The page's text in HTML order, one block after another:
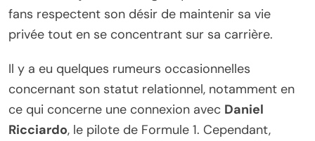
fans respectent son désir de maintenir sa vie
privée tout en se concentrant sur sa carrière.
Il y a eu quelques rumeurs occasionnelles
concernant son statut relationnel, notamment en
ce qui concerne une connexion avec Daniel
Ricciardo, le pilote de Formule 1. Cependant,